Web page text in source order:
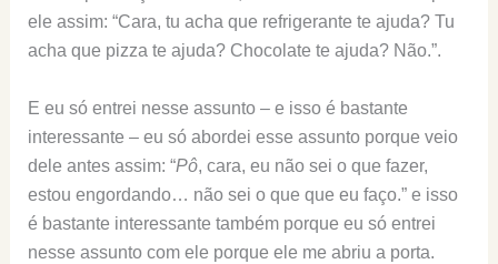
ele assim: “Cara, tu acha que refrigerante te ajuda? Tu
acha que pizza te ajuda? Chocolate te ajuda? Não.”.
E eu só entrei nesse assunto – e isso é bastante
interessante – eu só abordei esse assunto porque veio
dele antes assim: “Pô, cara, eu não sei o que fazer,
estou engordando… não sei o que que eu faço.” e isso
é bastante interessante também porque eu só entrei
nesse assunto com ele porque ele me abriu a porta.